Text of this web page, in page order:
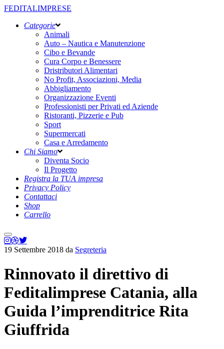
FEDITALIMPRESE
Categorie
Animali
Auto – Nautica e Manutenzione
Cibo e Bevande
Cura Corpo e Benessere
Dristributori Alimentari
No Profit, Associazioni, Media
Abbigliamento
Organizzazione Eventi
Professionisti per Privati ed Aziende
Ristoranti, Pizzerie e Pub
Sport
Supermercati
Casa e Arredamento
Chi Siamo
Diventa Socio
Il Progetto
Registra la TUA impresa
Privacy Policy
Contattaci
Shop
Carrello
Menu
principale
19 Settembre 2018 da Segreteria
Rinnovato il direttivo di
Feditalimprese Catania, alla
Guida l’imprenditrice Rita
Giuffrida